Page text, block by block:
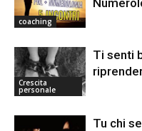
coaching
Crescita
personale
Ti senti
Tu chi